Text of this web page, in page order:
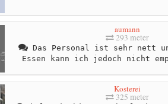
aumann
293 meter
Das Personal ist sehr nett
Essen kann ich jedoch nicht
Kosterei
325 meter